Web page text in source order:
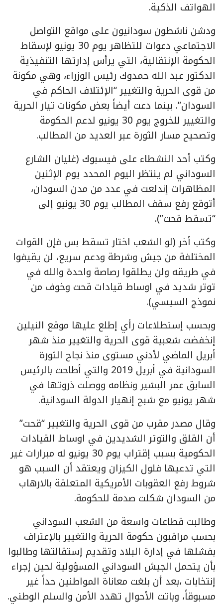
الهواتف الذكية.
ودشن ناشطون سودانيون على مواقع التواصل
الاجتماعي دعوات للتظاهر يوم 30 يونيو لإسقاط
الحكومة الإنتقالية، التي يرأس إدارتها التنفيذية
الدكتور عبد الله حمدوك رئيس الوزراء، وهي مكونة
من قوى الحرية والتغيير “الإئتلاف الحاكم في
السودان”. بينما دعت أيضاً بعض مكونات تيار الحرية
والتغيير للخروج يوم 30 يونيو لدعم الحكومة
وتصحيح مسار الثورة عبر العديد من المطالب.
وكتب أحد النشطاء على فيسبوك (غليان الشارع
السوداني لم ينتظر اليوم المحدد يوم الإثنين
المظاهرات إندلعت في عدد من مدن السودان،
أتوقع رفع سقف المطالب يوم 30 يونيو إلى
“تسقط قحت”).
وكتب أخر (لو الشعب اختار تسقط بس فإن القوات
المختلفة من جيش وشرطة ودعم سريع، لن يقيفوا
في طريقه ولن يطلقوا رصاصة واحدة والله في
توتر شديد في اوساط قيادات قحت وخوف من
نموذج السيسي).
وبحسب إستطلاعات رأي إطلع عليها موقع النيلين
إنخفضت شعبية قوى الحرية والتغيير منذ شهر
أبريل الماضي لأدني مستوى منذ نجاح الثورة
السودانية في أبريل 2019 والتي أطاحت بالرئيس
السابق عمر البشير ونظامه ووصلت ذروتها في
شهر يونيو مع شبح إنهيار الدولة السودانية.
وقال مصدر مقرب من قوى الحرية والتغيير “قحت”
أن القلق والتوتر الشديدين في اوساط القيادات
الحكومية بسبب إقتراب يوم 30 يونيو له مبرارات غير
التي تدعيها فلول الكيزان ويعتقد أن السبب هو
شروط رفع العقوبات الأمريكية المتعلقة بالارهاب
من السودان شكلت صدمة للحكومة.
وطالبت قطاعات واسعة من الشعب السوداني
بحسب مراقبون حكومة الحرية والتغيير بالإعتراف
بفشلها في إدارة البلاد وتقديم إستقالتها وطالبوا
بأن يتحمل الجيش السوداني المسؤولية لحين إجراء
إنتخابات ،بعد أن بلغت معاناة المواطنين حداً غير
مسبوقاً، وباتت الأحوال تهدد الأمن والسلم الوطني.